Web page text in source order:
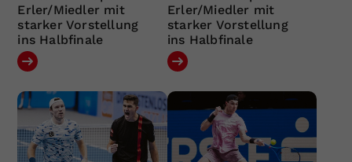
Erler/Miedler mit
starker Vorstellung
ins Halbfinale
Erler/Miedler mit
starker Vorstellung
ins Halbfinale